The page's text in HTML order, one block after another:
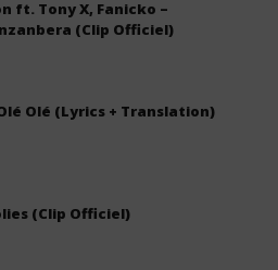
ft. Tony X, Fanicko –
(Clip Officiel)
Olé (Lyrics + Translation)
(Clip Officiel)